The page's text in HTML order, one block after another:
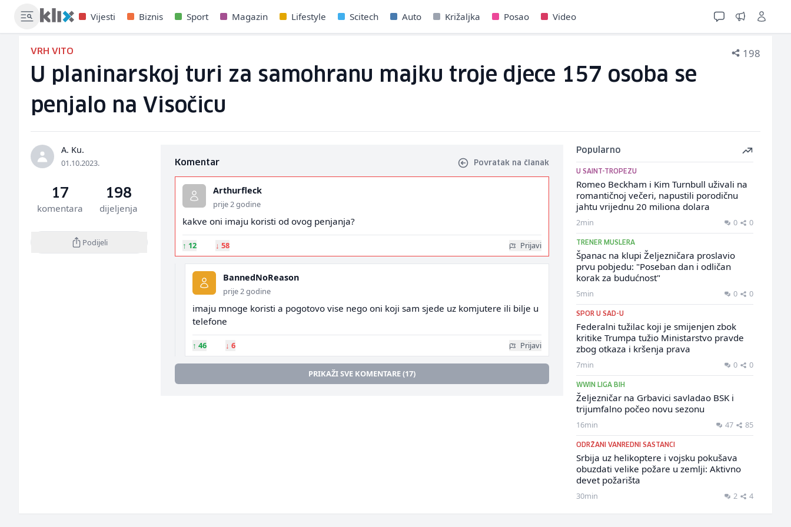
Vijesti Biznis Sport Magazin Lifestyle Scitech Auto Križaljka Posao Video
VRH VITO 198
U planinarskoj turi za samohranu majku troje djece 157 osoba se
penjalo na Visočicu
A. Ku.
01.10.2023.
17
komentara
198
dijeljenja
Podijeli
Komentar Povratak na članak
Arthurfleck
prije 2 godine
kakve oni imaju koristi od ovog penjanja?
↑ 12 ↓ 58 Prijavi
BannedNoReason
prije 2 godine
imaju mnoge koristi a pogotovo vise nego oni koji sam sjede uz komjutere ili bilje u
telefone
↑ 46 ↓ 6 Prijavi
PRIKAŽI SVE KOMENTARE (17)
Popularno
U SAINT-TROPEZU
Romeo Beckham i Kim Turnbull uživali na
romantičnoj večeri, napustili porodičnu
jahtu vrijednu 20 miliona dolara
2min 0 0
TRENER MUSLERA
Španac na klupi Željezničara proslavio
prvu pobjedu: "Poseban dan i odličan
korak za budućnost"
5min 0 0
SPOR U SAD-U
Federalni tužilac koji je smijenjen zbok
kritike Trumpa tužio Ministarstvo pravde
zbog otkaza i kršenja prava
7min 0 0
WWIN LIGA BIH
Željezničar na Grbavici savladao BSK i
trijumfalno počeo novu sezonu
16min 47 85
ODRŽANI VANREDNI SASTANCI
Srbija uz helikoptere i vojsku pokušava
obuzdati velike požare u zemlji: Aktivno
devet požarišta
30min 2 4